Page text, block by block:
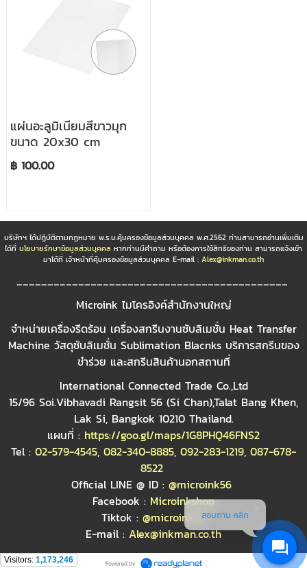
แผ่นอะลูมิเนียมสีขาวมุก
ขนาด 20x30 cm
฿ 100.00
บริษัทฯ ได้ปฏิบัติตามกฏหมาย พ.ร.บ.คุ้มครองข้อมูลส่วนบุคคล พ.ศ.2562 ท่านสามารถอ่านเพิ่มเติม
ได้ที่ นโยบายรักษาข้อมูลส่วนบุคคล หากท่านมีคำถาม หรือต้องการใช้สิทธิของท่าน สามารถแจ้งเข้า
มาได้ที่ เจ้าหน้าที่คุ้มครองข้อมูลส่วนบุคคล E-mail : Alex@inkman.co.th
____________________________________________
Microink ไมโครอิงค์สำนักงานใหญ่
จำหน่ายเครื่องรีดร้อน เครื่องสกรีนงานซับลิเมชั่น Heat Transfer
Machine วัสดุซับลิเมชั่น Sublimation Blacnks บริการสกรีนของ
ชำร่วย และสกรีนสินค้านอกสถานที่
International Connected Trade Co.,Ltd
15/96 Soi.Vibhavadi Rangsit 56 (Si Chan),Talat Bang Khen,
Lak Si, Bangkok 10210 Thailand.
แผนที่ : https://goo.gl/maps/1G8PHQ46FNS2
Tel : 02-579-4545, 082-340-8885, 092-283-1219, 087-678-
8522
Official LINE @ ID : @microink56
Facebook : Microinkshop
Tiktok : @microink56
E-mail : Alex@inkman.co.th
Visitors: 1,173,246
สอบถาม คลิก